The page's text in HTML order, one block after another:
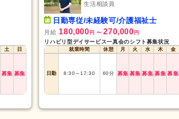
土 日
募集 募集
生活相談員
日勤専従/未経験可/介護福祉士
月給 180,000 円 〜 270,000 円
リハビリ型デイサービス一真会のシフト募集状況
就業時間 休憩 月 火 水 木 金
日勤 8:30 ～ 17:30 60分 募集 募集 募集 募集 募集